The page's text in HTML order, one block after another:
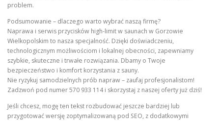
problem.
Podsumowanie – dlaczego warto wybrać naszą firmę?
Naprawa i serwis przycisków high-limit w saunach w Gorzowie
Wielkopolskim to nasza specjalność. Dzięki doświadczeniu,
technologicznym możliwościom i lokalnej obecności, zapewniamy
szybkie, skuteczne i trwałe rozwiązania. Dbamy o Twoje
bezpieczeństwo i komfort korzystania z sauny.
Nie ryzykuj samodzielnych prób napraw – zaufaj profesjonalistom!
Zadzwoń pod numer 570 933 114 i skorzystaj z naszej oferty już dziś!
Jeśli chcesz, mogę ten tekst rozbudować jeszcze bardziej lub
przygotować wersję zoptymalizowaną pod SEO, z dodatkowymi